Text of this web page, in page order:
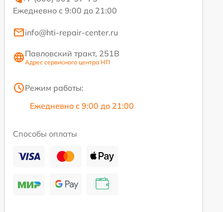
Ежедневно с 9:00 до 21:00
info@hti-repair-center.ru
Павловский тракт, 251В
Адрес сервисного центра HTI
Режим работы:
Ежедневно с 9:00 до 21:00
Способы оплаты